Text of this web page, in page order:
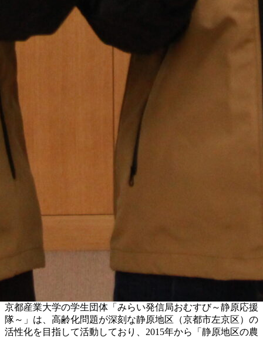
京都産業大学の学生団体「みらい発信局おむすび～静原応援
隊～」は、高齢化問題が深刻な静原地区（京都市左京区）の
活性化を目指して活動しており、2015年から「静原地区の農